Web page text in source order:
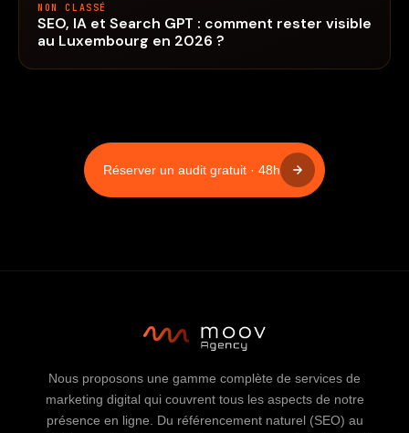
NON CLASSÉ
SEO, IA et Search GPT : comment rester visible
au Luxembourg en 2026 ?
Réserver un audit gratuit · 48h
Nous proposons une gamme complète de services de
marketing digital qui couvrent tous les aspects de notre
présence en ligne. Du référencement naturel (SEO) au